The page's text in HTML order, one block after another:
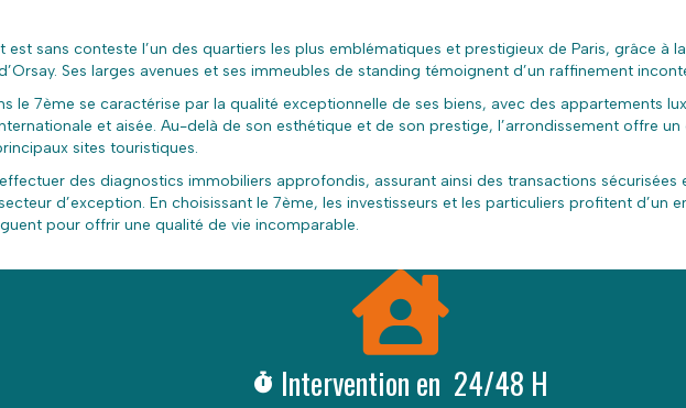
t est sans conteste l’un des quartiers les plus emblématiques et prestigieux de Paris, grâce à
Ses larges avenues et ses immeubles de standing témoignent d’un raffinement
le 7ème se caractérise par la qualité exceptionnelle de ses biens, avec des appartements
et aisée. Au-delà de son esthétique et de son prestige, l’arrondissement offre
sites touristiques.
des diagnostics immobiliers approfondis, assurant ainsi des transactions sécurisées
d’exception. En choisissant le 7ème, les investisseurs et les particuliers profitent d’un
pour offrir une qualité de vie incomparable.
Intervention en 24/48 H